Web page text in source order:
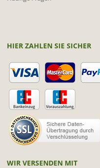
HIER ZAHLEN SIE SICHER
WIR VERSENDEN MIT